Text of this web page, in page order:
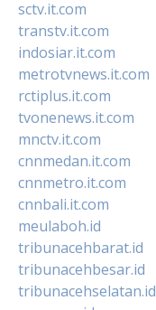
sctv.it.com
transtv.it.com
indosiar.it.com
metrotvnews.it.com
rctiplus.it.com
tvonenews.it.com
mnctv.it.com
cnnmedan.it.com
cnnmetro.it.com
cnnbali.it.com
meulaboh.id
tribunacehbarat.id
tribunacehbesar.id
tribunacehselatan.id